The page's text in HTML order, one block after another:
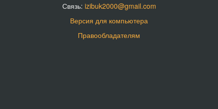
Связь: izibuk2000@gmail.com
Версия для компьютера
Правообладателям